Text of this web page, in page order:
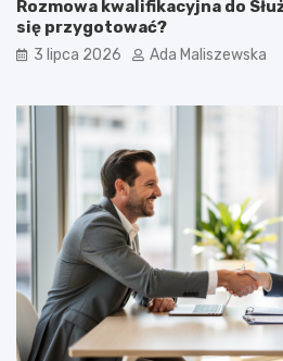
Rozmowa kwalifikacyjna do
się przygotować?
3 lipca 2026 Ada Maliszewska